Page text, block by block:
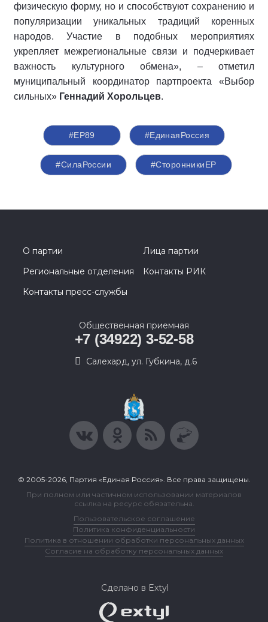
физическую форму, но и способствуют сохранению и
популяризации уникальных традиций коренных
народов. Участие в подобных мероприятиях
укрепляет межрегиональные связи и подчеркивает
важность культурного обмена», – отметил
муниципальный координатор партпроекта «Выбор
сильных» Геннадий Хорольцев.
#ЕР89 #ЕдинаяРоссия
#СилаРоссии #СторонникиЕР
О партии
Лица партии
Региональные отделения
Контакты РИК
Контакты пресс-службы
Общественная приемная
+7 (34922) 3-52-58
Салехард, ул. Губкина, д.6
© 2005-2026, Партия «Единая Россия». Все права защищены.
При полном или частичном использовании материалов
ссылка на ресурс обязательна.
Пользовательское соглашение
Политика конфиденциальности
Политика в отношении обработки персональных данных
Согласие на обработку персональных данных
Сделано в Extyl